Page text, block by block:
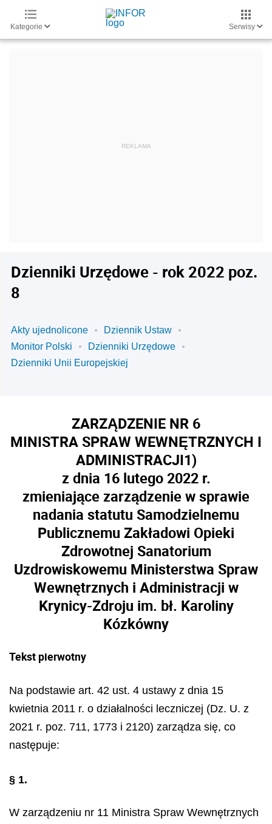
Kategorie Serwisy
Dzienniki Urzędowe - rok 2022 poz.
8
Akty ujednolicone
Dziennik Ustaw
Monitor Polski
Dzienniki Urzędowe
Dzienniki Unii Europejskiej
ZARZĄDZENIE NR 6
MINISTRA SPRAW WEWNĘTRZNYCH I
ADMINISTRACJI1)
z dnia 16 lutego 2022 r.
zmieniające zarządzenie w sprawie
nadania statutu Samodzielnemu
Publicznemu Zakładowi Opieki
Zdrowotnej Sanatorium
Uzdrowiskowemu Ministerstwa Spraw
Wewnętrznych i Administracji w
Krynicy-Zdroju im. bł. Karoliny
Kózkówny
Tekst pierwotny
Na podstawie art. 42 ust. 4 ustawy z dnia 15
kwietnia 2011 r. o działalności leczniczej (Dz. U. z
2021 r. poz. 711, 1773 i 2120) zarządza się, co
następuje:
§ 1.
W zarządzeniu nr 11 Ministra Spraw Wewnętrznych